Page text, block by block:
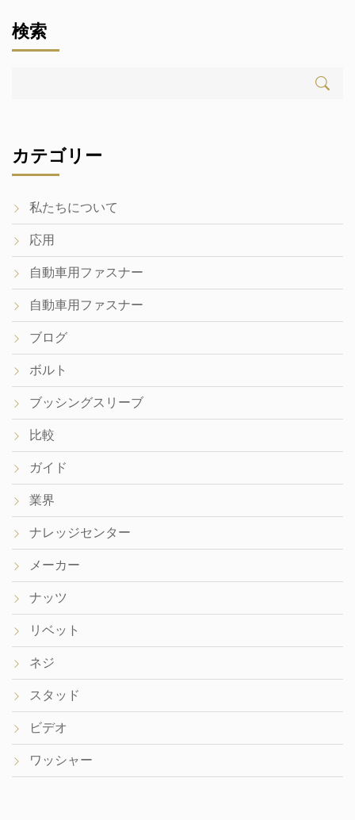
検索
カテゴリー
私たちについて
応用
自動車用ファスナー
自動車用ファスナー
ブログ
ボルト
ブッシングスリーブ
比較
ガイド
業界
ナレッジセンター
メーカー
ナッツ
リベット
ネジ
スタッド
ビデオ
ワッシャー